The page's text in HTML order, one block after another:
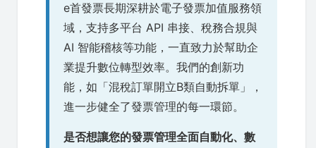
e首發票長期深耕於電子發票加值服務領
域，支持多平台 API 串接、稅務合規與
AI 智能稽核等功能，一直致力於幫助企
業提升數位轉型效率。我們的創新功
能，如「混稅訂單開立B類自動拆單」，
進一步健全了發票管理的每一環節。
是否想讓您的發票管理全面自動化、數